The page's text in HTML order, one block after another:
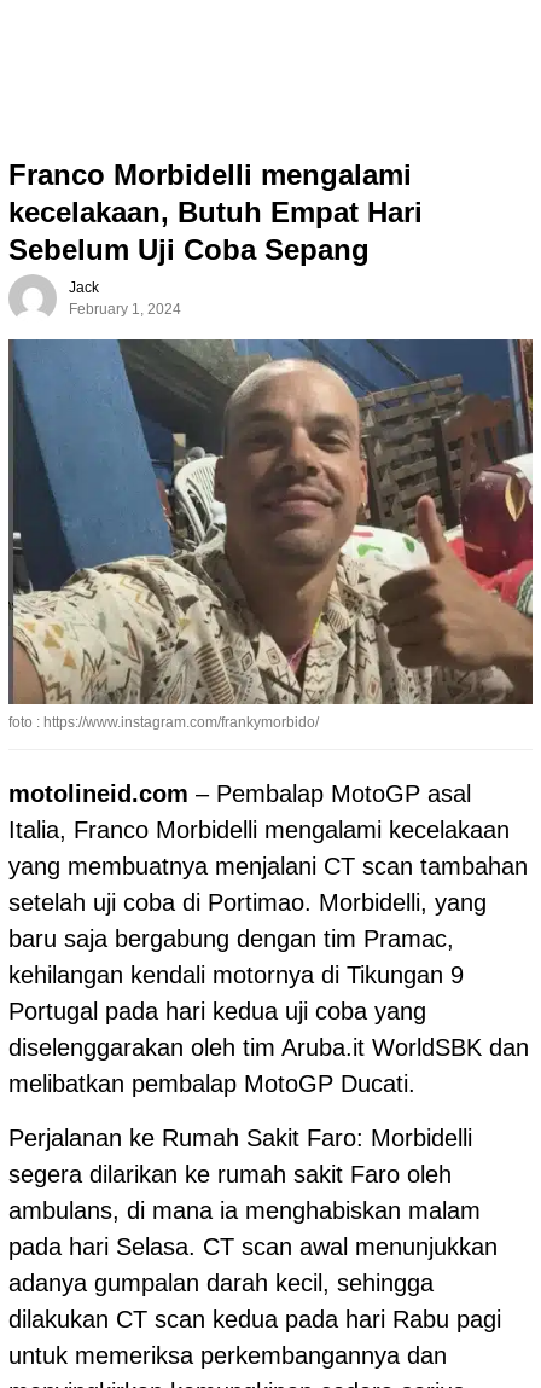
Franco Morbidelli mengalami
kecelakaan, Butuh Empat Hari
Sebelum Uji Coba Sepang
Jack
February 1, 2024
foto : https://www.instagram.com/frankymorbido/
motolineid.com – Pembalap MotoGP asal
Italia, Franco Morbidelli mengalami kecelakaan
yang membuatnya menjalani CT scan tambahan
setelah uji coba di Portimao. Morbidelli, yang
baru saja bergabung dengan tim Pramac,
kehilangan kendali motornya di Tikungan 9
Portugal pada hari kedua uji coba yang
diselenggarakan oleh tim Aruba.it WorldSBK dan
melibatkan pembalap MotoGP Ducati.
Perjalanan ke Rumah Sakit Faro: Morbidelli
segera dilarikan ke rumah sakit Faro oleh
ambulans, di mana ia menghabiskan malam
pada hari Selasa. CT scan awal menunjukkan
adanya gumpalan darah kecil, sehingga
dilakukan CT scan kedua pada hari Rabu pagi
untuk memeriksa perkembangannya dan